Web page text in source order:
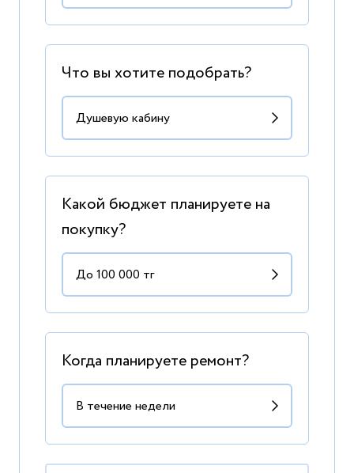
Что вы хотите подобрать?
Какой бюджет планируете на
покупку?
Когда планируете ремонт?